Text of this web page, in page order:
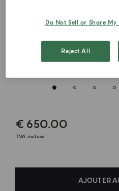
€ 650.00
TVA incluse
AJOUTER
Do Not Sell or Share
Reject All